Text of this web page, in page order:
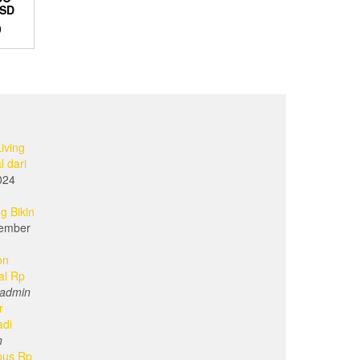
dari
Bikin
Rp
admin
Rp